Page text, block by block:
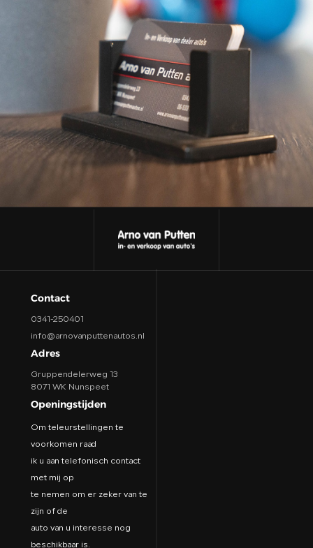
Contact
0341-250401
info@arnovanputtenautos.nl
Adres
Gruppendelerweg 13
8071 WK Nunspeet
Openingstijden
Om teleurstellingen te
voorkomen raad
ik u aan telefonisch contact
met mij op
te nemen om er zeker van te
zijn of de
auto van u interesse nog
beschikbaar is.